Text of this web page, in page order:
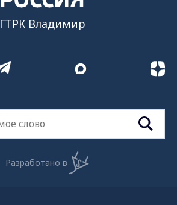
ГТРК Владимир
Разработано в